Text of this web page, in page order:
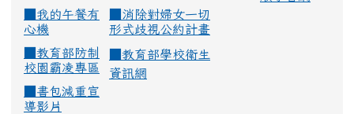
我的午餐有
心機
消除對婦女一切
形式歧視公約計畫
教育部防制
校園霸凌專區
教育部學校衛生
資訊網
書包減重宣
導影片